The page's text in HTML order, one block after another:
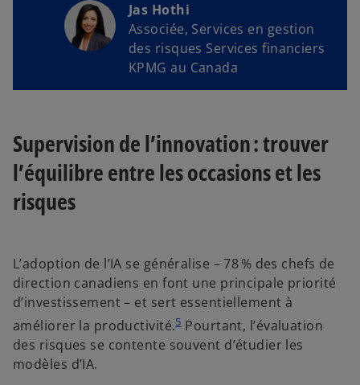
Jas Hothi
Associée, Services en gestion
des risques Services financiers
KPMG au Canada
Supervision de l’innovation : trouver
l’équilibre entre les occasions et les
risques
L’adoption de l’IA se généralise – 78 % des chefs de
direction canadiens en font une principale priorité
d’investissement – et sert essentiellement à
améliorer la productivité.5Pourtant, l’évaluation
des risques se contente souvent d’étudier les
modèles d’IA.